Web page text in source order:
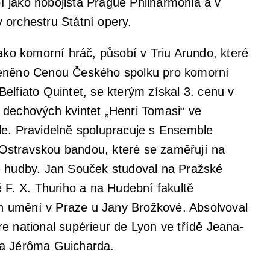
orchestru Státní opery.
komorní hráč, působí v Triu Arundo, které
Cenou Českého spolku pro komorní
Quintet, se kterým získal 3. cenu v
kvintet „Henri Tomasi“ ve
Pravidelně spolupracuje s Ensemble
bandou, které se zaměřují na
Jan Souček studoval na Pražské
F. X. Thuriho a na Hudební fakultě
umění v Praze u Jany Brožkové. Absolvoval
national supérieur de Lyon ve třídě Jeana-
Jérôma Guicharda.